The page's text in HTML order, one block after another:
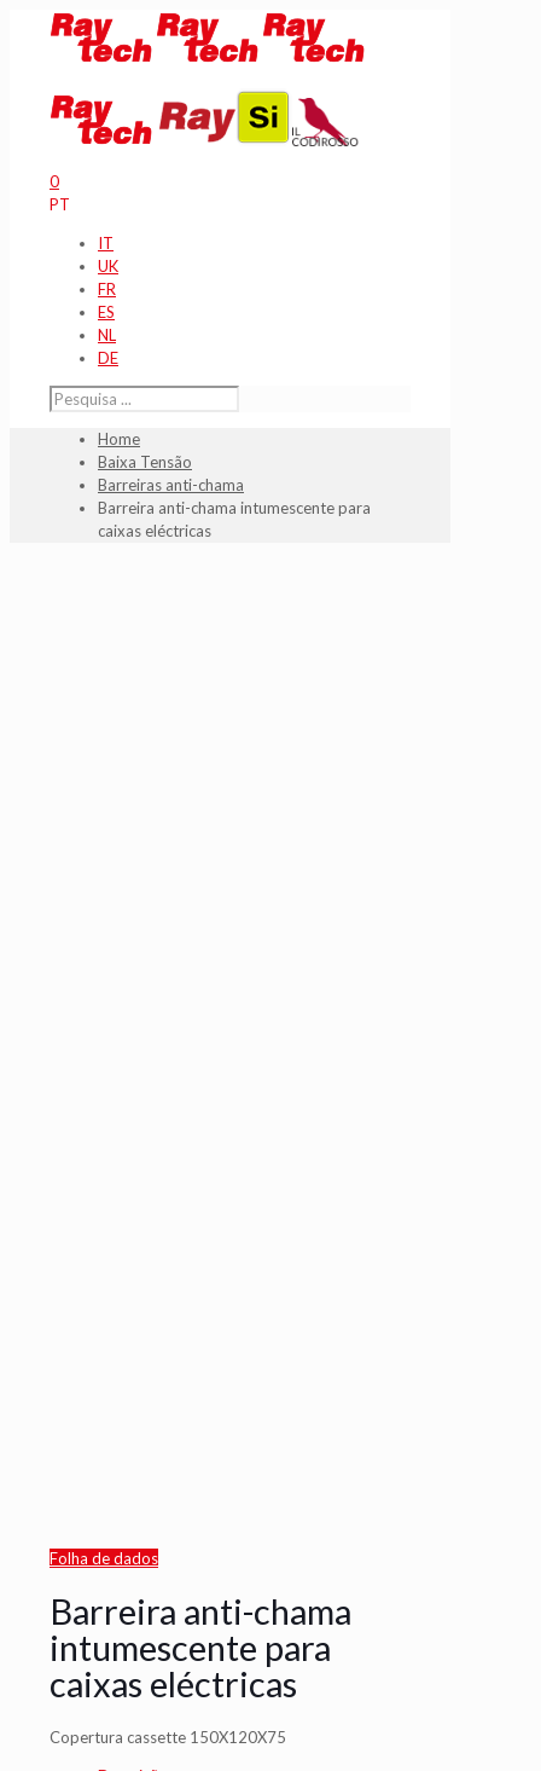
0
PT
IT
UK
FR
ES
NL
DE
Home
Baixa Tensão
Barreiras anti-chama
Barreira anti-chama intumescente para
caixas eléctricas
Folha de dados
Barreira anti-chama
intumescente para
caixas eléctricas
Copertura cassette 150X120X75